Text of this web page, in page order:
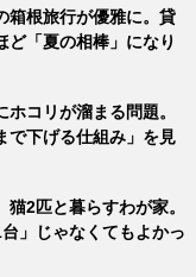
箱根旅行が優雅に。貸
ど「夏の相棒」になり
コリが溜まる問題。
で下げる仕組み」を見
2匹と暮らすわが家。
」じゃなくてもよかっ